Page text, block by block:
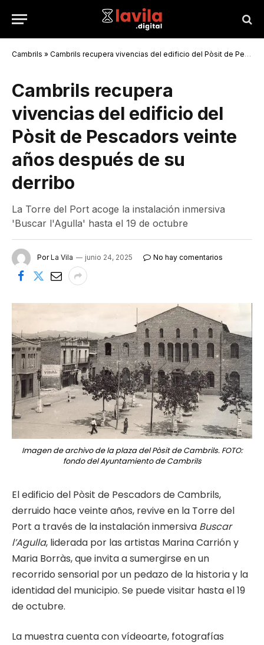
Cambrils » Cambrils recupera vivencias del edificio del Pòsit de Pescadors veinte años después de su derribo
Cambrils recupera
vivencias del edificio del
Pòsit de Pescadors veinte
años después de su
derribo
La Torre del Port acoge la instalación inmersiva
'Buscar l'Agulla' hasta el 19 de octubre
Por La Vila junio 24, 2025 No hay comentarios
Imagen de archivo de la plaza del Pòsit de Cambrils. FOTO:
fondo del Ayuntamiento de Cambrils
El edificio del Pòsit de Pescadors de Cambrils,
derruido hace veinte años, revive en la Torre del
Port a través de la instalación inmersiva Buscar
l’Agulla, liderada por las artistas Marina Carrión y
Maria Borràs, que invita a sumergirse en un
recorrido sensorial por un pedazo de la historia y la
identidad del municipio. Se puede visitar hasta el 19
de octubre.
La muestra cuenta con vídeoarte, fotografías